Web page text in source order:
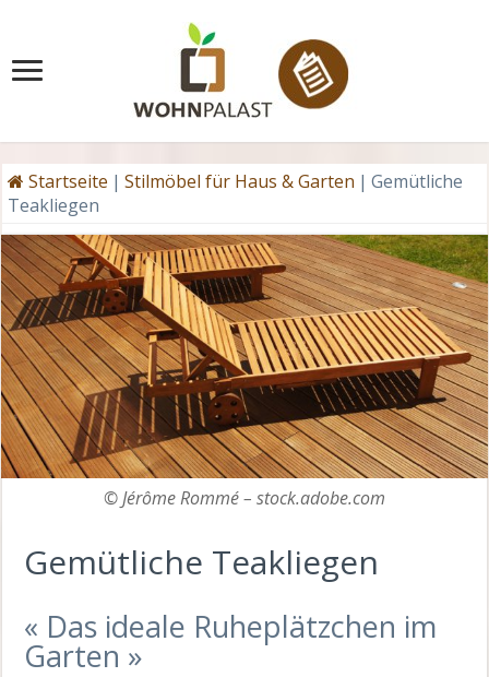
Startseite | Stilmöbel für Haus & Garten | Gemütliche
Teakliegen
© Jérôme Rommé – stock.adobe.com
Gemütliche Teakliegen
« Das ideale Ruheplätzchen im
Garten »